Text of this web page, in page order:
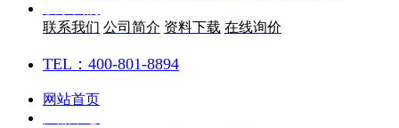
联系我们 公司简介 资料下载 在线询价
TEL：400-801-8894
网站首页